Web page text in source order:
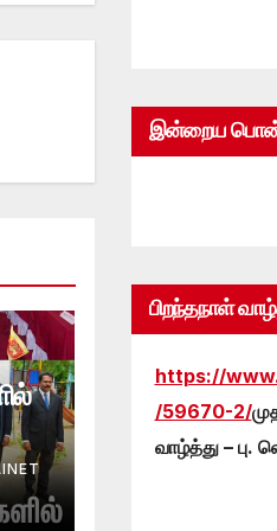
இன்றைய
பிறந்தநாள்
https://
/59670-2/
வாழ்த்து – பு.